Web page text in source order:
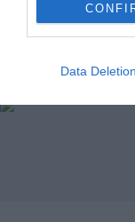
Data Deletion